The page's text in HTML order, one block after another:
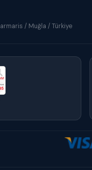
/ Muğla / Türkiye